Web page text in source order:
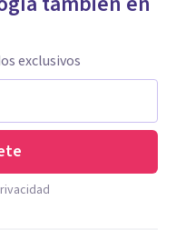
exclusivos